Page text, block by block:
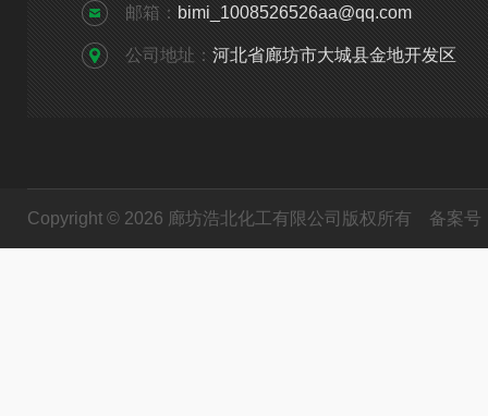
邮箱： bimi_1008526526aa@qq.com
公司地址： 河北省廊坊市大城县金地开发区
Copyright © 2026 廊坊浩北化工有限公司版权所有 备案号